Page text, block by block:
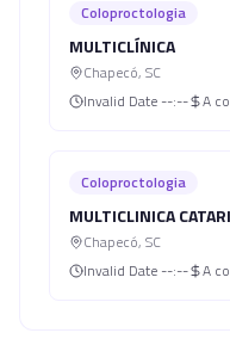
Coloproctologia
MULTICLÍNICA
Chapecó, SC
Invalid Date --:-- A
Coloproctologia
MULTICLINICA
Chapecó, SC
Invalid Date --:-- A